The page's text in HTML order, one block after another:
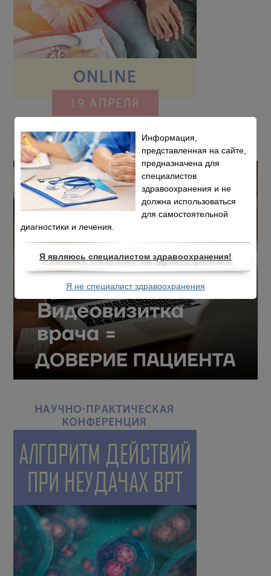
Информация,
представленная на сайте,
предназначена для
специалистов
здравоохранения и не
должна использоваться
для самостоятельной
диагностики и лечения.
Я являюсь специалистом здравоохранения!
Я не специалист здравоохранения